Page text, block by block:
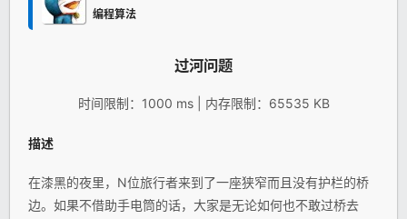
编程算法
过河问题
时间限制：1000 ms | 内存限制：65535 KB
描述
在漆黑的夜里，N位旅行者来到了一座狭窄而且没有护栏的桥
边。如果不借助手电筒的话，大家是无论如何也不敢过桥去